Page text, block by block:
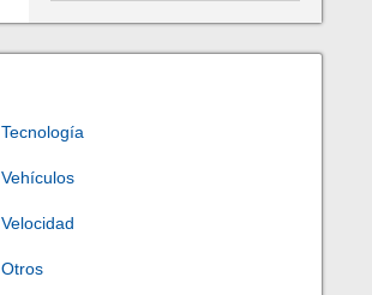
Tecnología
Vehículos
Velocidad
Otros